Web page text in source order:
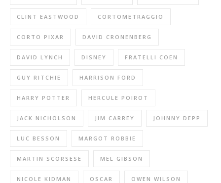
CLINT EASTWOOD CORTOMETRAGGIO
CORTO PIXAR DAVID CRONENBERG
DAVID LYNCH DISNEY FRATELLI COEN
GUY RITCHIE HARRISON FORD
HARRY POTTER HERCULE POIROT
JACK NICHOLSON JIM CARREY JOHNNY DEPP
LUC BESSON MARGOT ROBBIE
MARTIN SCORSESE MEL GIBSON
NICOLE KIDMAN OSCAR OWEN WILSON